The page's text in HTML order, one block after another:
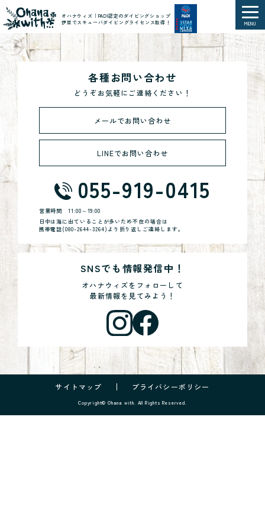
オハナウィズ｜PADI認定のダイビングショップ
伊豆でスキューバダイビングライセンス取得！
MENU
各種お問い合わせ
どうぞお気軽にご連絡ください！
メールでお問い合わせ
LINEでお問い合わせ
055-919-0415
営業時間11:00～19:00
日中は海に出ていることが多いため不在の場合は
携帯電話(080-2644-3264)より折り返しご連絡します。
SNSでも情報発信中！
オハナウィズをフォローして
最新情報を見てみよう！
サイトマップ プライバシーポリシー
Copyright© Ohana with. All Rights Reserved.